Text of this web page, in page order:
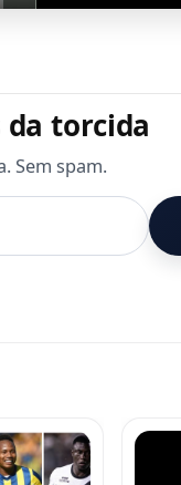
da torcida
Sem spam.